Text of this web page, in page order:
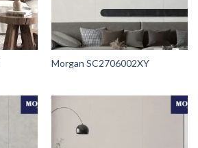
Morgan SC2706002XY